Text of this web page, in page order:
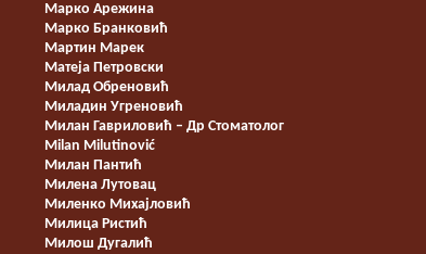
Марко Арежина
Марко Бранковић
Мартин Марек
Матеја Петровски
Милад Обреновић
Миладин Угреновић
Милан Гавриловић – Др Стоматолог
Milan Milutinović
Милан Пантић
Милена Лутовац
Миленко Михајловић
Милица Ристић
Милош Дугалић